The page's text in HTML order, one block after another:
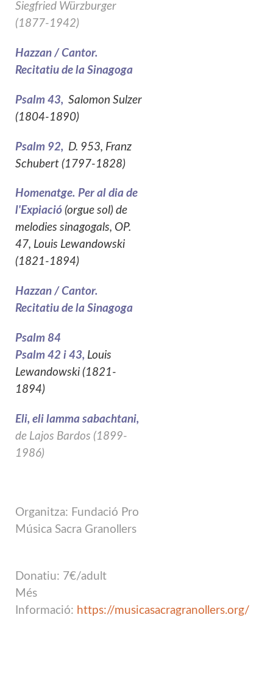
Siegfried Würzburger
(1877-1942)
Hazzan / Cantor.
Recitatiu de la Sinagoga
Psalm 43, Salomon Sulzer
(1804-1890)
Psalm 92, D. 953, Franz
Schubert (1797-1828)
Homenatge. Per al dia de
l'Expiació (orgue sol) de
melodies sinagogals, OP.
47, Louis Lewandowski
(1821-1894)
Hazzan / Cantor.
Recitatiu de la Sinagoga
Psalm 84
Psalm 42 i 43, Louis
Lewandowski (1821-
1894)
Eli, eli lamma sabachtani,
de Lajos Bardos (1899-
1986)
Organitza: Fundació Pro
Música Sacra Granollers
Donatiu: 7€/adult
Més
Informació: https://musicasacragranollers.org/